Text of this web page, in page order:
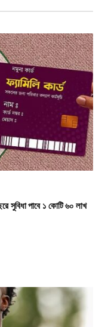
সুবিধা পাবে ১ কোটি ৬০ লাখ